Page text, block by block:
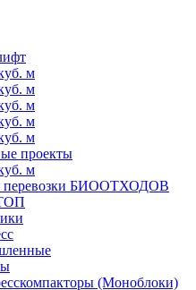
м
м
м
м
м
проекты
м
перевозки БИООТХОДОВ
(Моноблоки)